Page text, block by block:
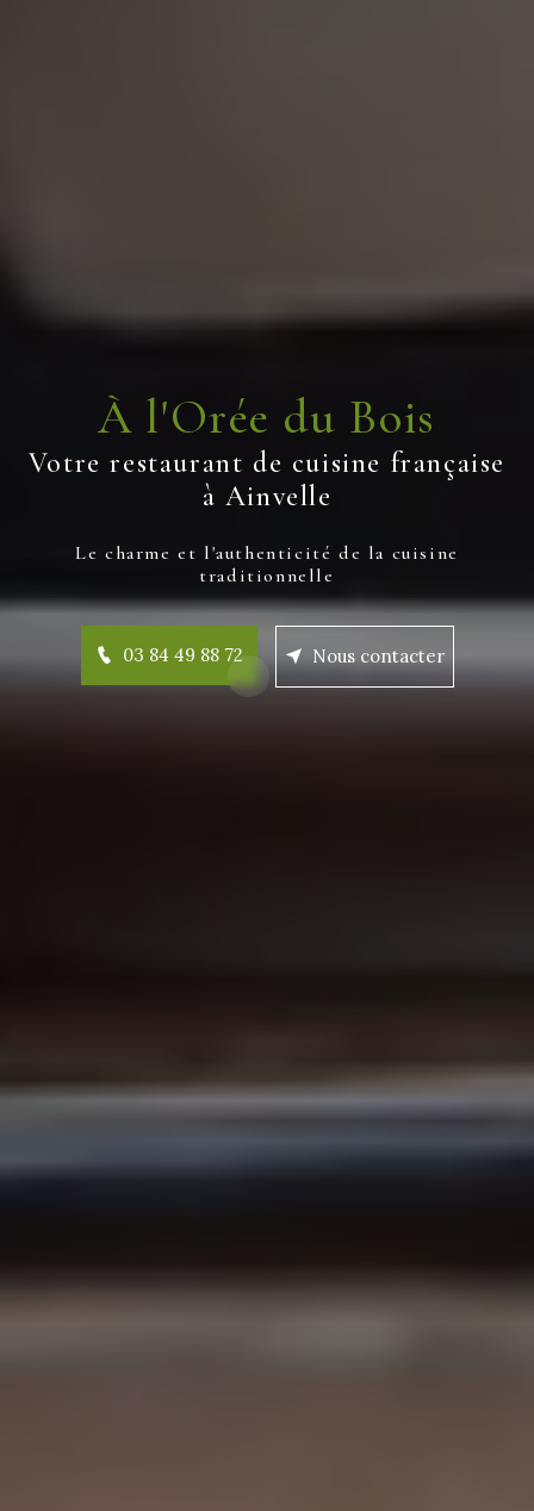
À l'Orée du Bois
Votre restaurant de cuisine française
à Ainvelle
Le charme et l'authenticité de la cuisine
traditionnelle
03 84 49 88 72 Nous contacter